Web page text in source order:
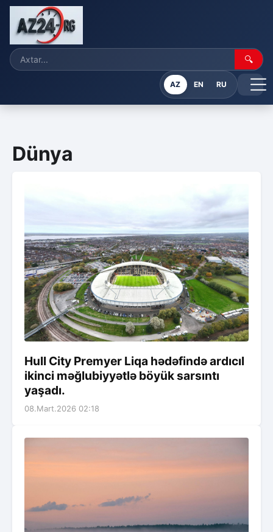
🔍
AZ EN RU
Dünya
Hull City Premyer Liqa hədəfində ardıcıl
ikinci məğlubiyyətlə böyük sarsıntı
yaşadı.
08.Mart.2026 02:18